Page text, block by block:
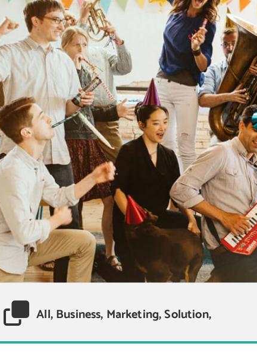
All, Business, Marketing, Solution,